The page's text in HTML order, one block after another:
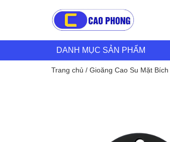
DANH MỤC SẢN PHẨM
Trang chủ / Gioăng Cao Su Mặt Bích